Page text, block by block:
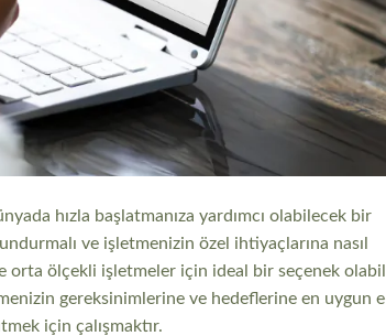
hızla başlatmanıza yardımcı olabilecek bir
ve işletmenizin özel ihtiyaçlarına nasıl
orta ölçekli işletmeler için ideal bir seçenek
gereksinimlerine ve hedeflerine en uygun
için çalışmaktır.